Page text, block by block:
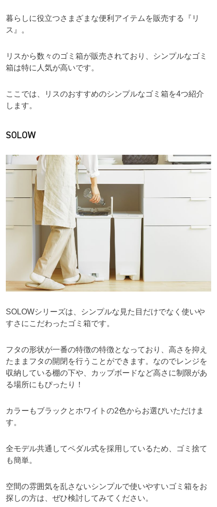
暮らしに役立つさまざまな便利アイテムを販売する『リ
ス』。
リスから数々のゴミ箱が販売されており、シンプルなゴミ
箱は特に人気が高いです。
ここでは、リスのおすすめのシンプルなゴミ箱を4つ紹介
します。
SOLOW
SOLOWシリーズは、シンプルな見た目だけでなく使いや
すさにこだわったゴミ箱です。
フタの形状が一番の特徴の特徴となっており、高さを抑え
たままフタの開閉を行うことができます。なのでレンジを
収納している棚の下や、カップボードなど高さに制限があ
る場所にもぴったり！
カラーもブラックとホワイトの2色からお選びいただけま
す。
全モデル共通してペダル式を採用しているため、ゴミ捨て
も簡単。
空間の雰囲気を乱さないシンプルで使いやすいゴミ箱をお
探しの方は、ぜひ検討してみてください。